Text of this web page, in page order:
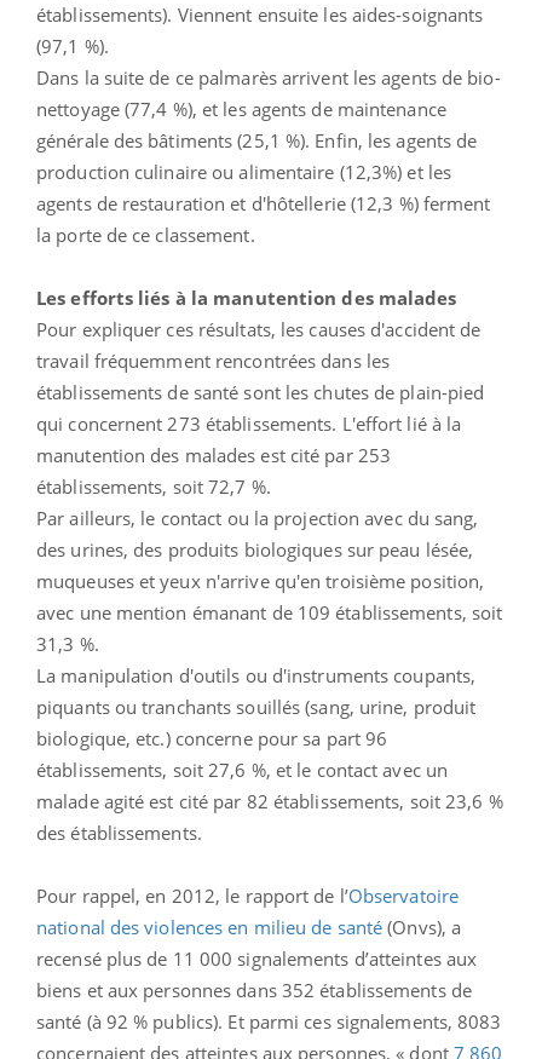
établissements). Viennent ensuite les aides-soignants
(97,1 %).
Dans la suite de ce palmarès arrivent les agents de bio-
nettoyage (77,4 %), et les agents de maintenance
générale des bâtiments (25,1 %). Enfin, les agents de
production culinaire ou alimentaire (12,3%) et les
agents de restauration et d'hôtellerie (12,3 %) ferment
la porte de ce classement.
Les efforts liés à la manutention des malades
Pour expliquer ces résultats, les causes d'accident de
travail fréquemment rencontrées dans les
établissements de santé sont les chutes de plain-pied
qui concernent 273 établissements. L'effort lié à la
manutention des malades est cité par 253
établissements, soit 72,7 %.
Par ailleurs, le contact ou la projection avec du sang,
des urines, des produits biologiques sur peau lésée,
muqueuses et yeux n'arrive qu'en troisième position,
avec une mention émanant de 109 établissements, soit
31,3 %.
La manipulation d'outils ou d'instruments coupants,
piquants ou tranchants souillés (sang, urine, produit
biologique, etc.) concerne pour sa part 96
établissements, soit 27,6 %, et le contact avec un
malade agité est cité par 82 établissements, soit 23,6 %
des établissements.
Pour rappel, en 2012, le rapport de l’Observatoire
national des violences en milieu de santé (Onvs), a
recensé plus de 11 000 signalements d’atteintes aux
biens et aux personnes dans 352 établissements de
santé (à 92 % publics). Et parmi ces signalements, 8083
concernaient des atteintes aux personnes, « dont 7 860